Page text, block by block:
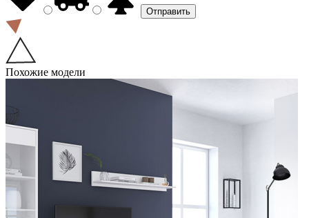
Похожие модели